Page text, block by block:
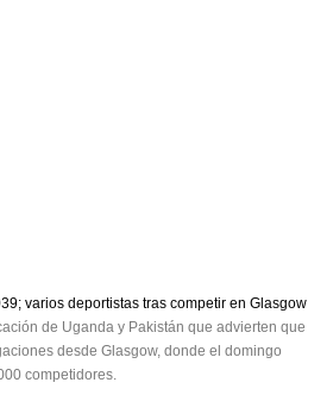
varios deportistas tras competir en Glasgow
de Uganda y Pakistán que advierten que
desde Glasgow, donde el domingo
competidores.